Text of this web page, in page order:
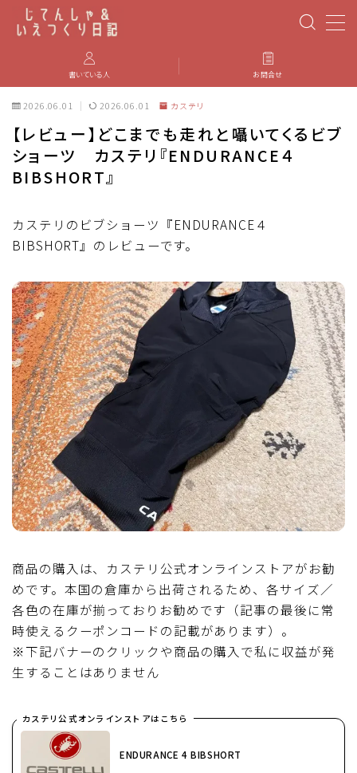
PBP(Paris-Brest-Paris)
エベレスティング
iGPSPORT
カステリ
ブルベ装備
ディスクブレーキ
Di2関連
ブルべレポート2025
ブルべレポート2024
ブルべレポート2023
ブルベレポート2022
ブルべレポート2021
ブルベレポート2019
書いている人 お問合せ
2026.06.01 2026.06.01 カステリ
【レビュー】どこまでも走れと囁いてくるビブ
ショーツ カステリ『ENDURANCE４
BIBSHORT』
カステリのビブショーツ『ENDURANCE４
BIBSHORT』のレビューです。
商品の購入は、カステリ公式オンラインストアがお勧
めです。本国の倉庫から出荷されるため、各サイズ／
各色の在庫が揃っておりお勧めです（記事の最後に常
時使えるクーポンコードの記載があります）。
※下記バナーのクリックや商品の購入で私に収益が発
生することはありません
カステリ公式オンラインストアはこちら
ENDURANCE 4 BIBSHORT